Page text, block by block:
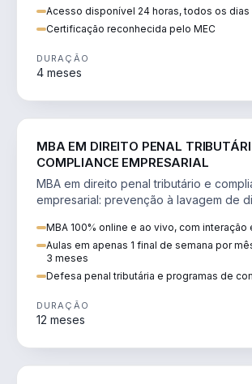
Acesso disponível 24 horas, todos os dias
Certificação reconhecida pelo MEC
DURAÇÃO
4 meses
MBA EM DIREITO PENAL
COMPLIANCE EMPRESARIAL
MBA em direito penal tributário e
empresarial: prevenção à lavagem de
MBA 100% online e ao vivo, com interação
Aulas em apenas 1 final de semana por
3 meses
Defesa penal tributária e programas de
DURAÇÃO
12 meses